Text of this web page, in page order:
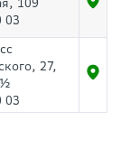
109
03
27,
03